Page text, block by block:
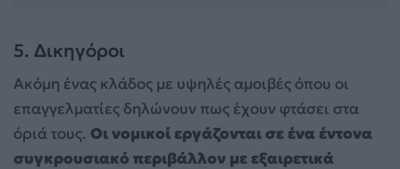
5. Δικηγόροι
Ακόμη ένας κλάδος με υψηλές αμοιβές όπου οι
επαγγελματίες δηλώνουν πως έχουν φτάσει στα
όριά τους. Οι νομικοί εργάζονται σε ένα έντονα
συγκρουσιακό περιβάλλον με εξαιρετικά